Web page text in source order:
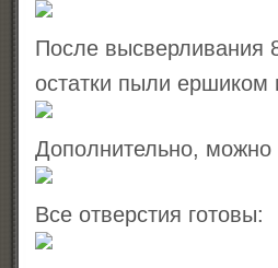
После высверливания
остатки пыли
Дополнительно,
Все отверстия готовы: